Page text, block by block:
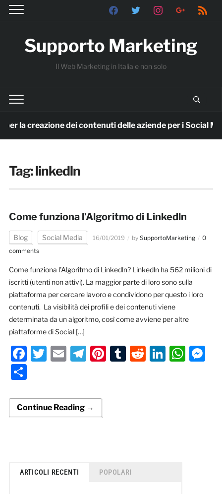
facebooktwitter instagramgoogle rss
Supporto Marketing
Il Web Marketing in Italia e non solo
per la creazione dei contenuti delle aziende per i Social
Tag:linkedln
Come funziona l’Algoritmo di Linkedln
Blog Social Media 16/01/2019 by SupportoMarketing
0
comments
Come funziona l’Algoritmo di Linkedln? Linkedln ha 562 milioni di
iscritti (utenti non attivi). La maggior parte di loro sono sulla
piattaforma per cercare lavoro e condividono per questo i loro
contenuti. La visibilità dei profili e dei contenuti viene
determinata da un algoritmo, così come avviene per altre
piattaforme di Social […]
Facebook
Twitter
EmailTelegram
Pinterest
Tumblr
Reddit
Condividi
Continue Reading →
ARTICOLI RECENTI POPOLARI